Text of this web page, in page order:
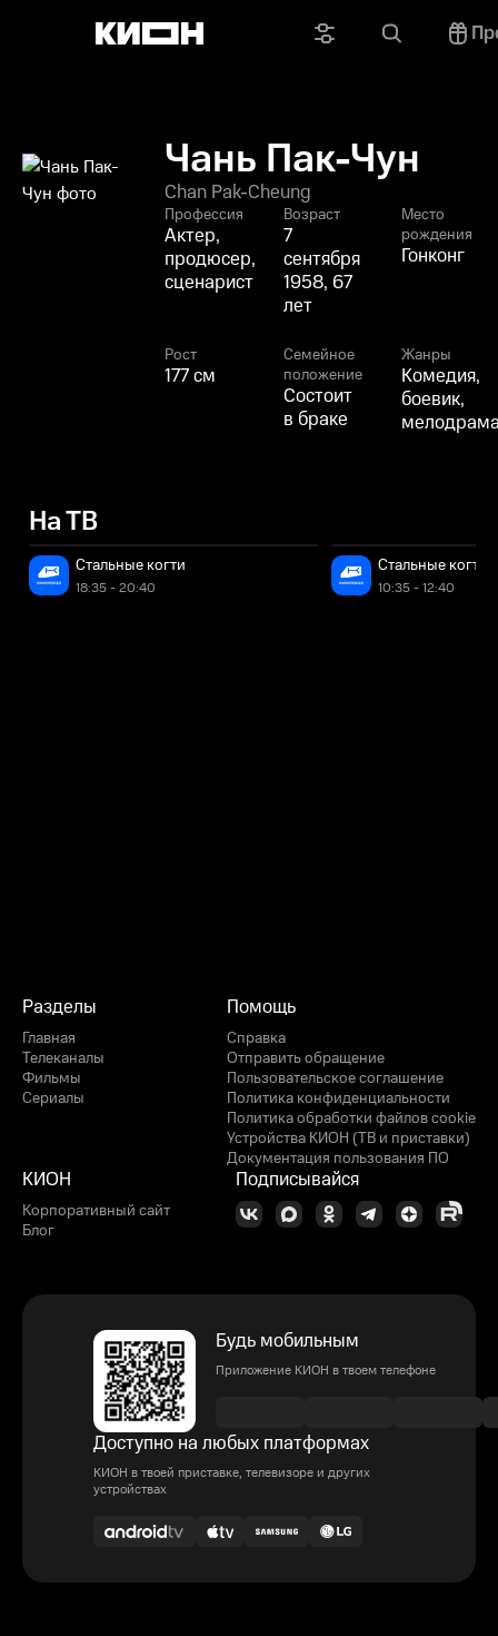
Чань Пак-Чун
Chan Pak-Cheung
Профессия
Актер,
продюсер,
сценарист
Возраст
7
сентября
1958, 67
лет
Место
рождения
Гонконг
Рост
177 см
Семейное
положение
Состоит
в браке
Жанры
Комедия,
боевик,
На ТВ
Стальные когти
18:35 - 20:40
Стальные когти
10:35 - 12:40
Разделы
Главная
Телеканалы
Фильмы
Сериалы
Помощь
Справка
Отправить обращение
Пользовательское соглашение
Политика конфиденциальности
Политика обработки файлов cookie
Устройства КИОН (ТВ и приставки)
Документация пользования ПО
КИОН
Корпоративный сайт
Блог
Подписывайся
Будь мобильным
Приложение КИОН в твоем телефоне
Доступно на любых платформах
КИОН в твоей приставке, телевизоре и других
устройствах